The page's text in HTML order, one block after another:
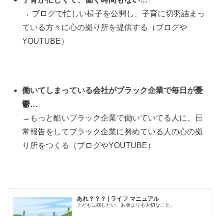
→ ブログで忙しい様子を公開し、子育に切羽詰まっ
ている方々に心の拠り所を提供する（ブログや
YOUTUBE）
働いてしまっている会社がブラック企業で毎日が憂
鬱…
→ もっと酷いブラック企業で働いていてる人に、日
常報告をしてブラック企業に努めている人の心の拠
り所をつくる（ブログやYOUTUBE）
あれ？？？ | ライフ マニュアル
子どもに残したい、お金よりも大切なこと。